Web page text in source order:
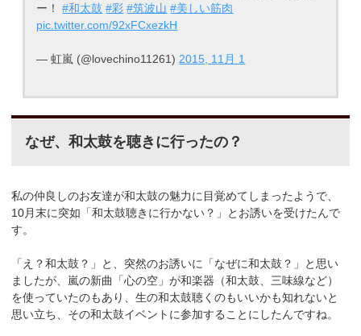
ー！#和太鼓 #彩 #筑波山 #美しい筋肉
pic.twitter.com/92xFCxezkH
— 虹嵐 (@lovechino11261) 2015, 11月 1
なぜ、和太鼓を聴きに行ったの？
私の仲良しのお友達が和太鼓の魅力に目覚めてしまったようで、
10月末に突如「和太鼓聴きに行かない？」とお誘いを受けたんで
す。
「え？和太鼓？」と、突然のお誘いに「なぜに和太鼓？」と思い
ましたが、嵐の新曲「心の空」が和楽器（和太鼓、三味線など）
を使っていたのもあり、生の和太鼓聴くのもいいかも知れないと
思い立ち、その和太鼓イベントに参加することにしたんですね。